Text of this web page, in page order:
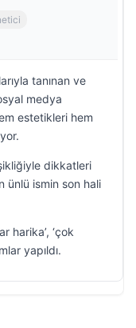
tanınan ve
medya
estetikleri hem
dikkatleri
ünlü ismin son hali
harika’, ‘çok
yapıldı.